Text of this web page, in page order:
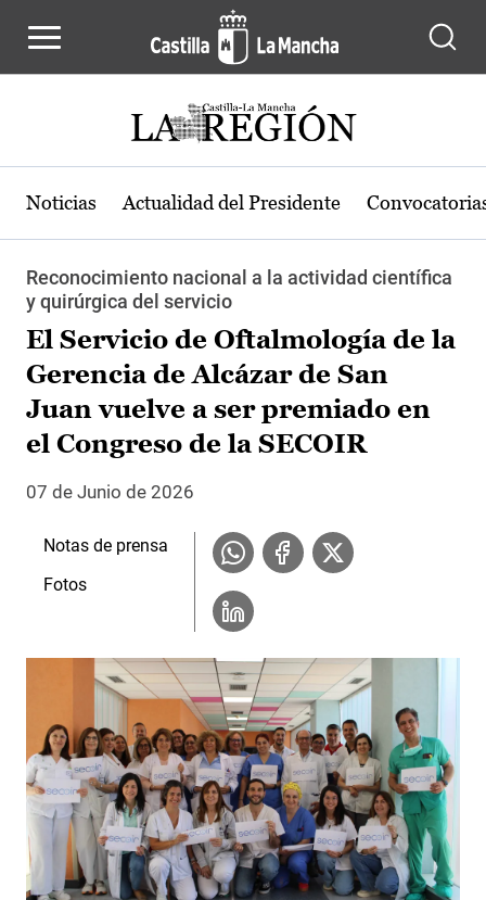
Noticias Actualidad del Presidente
Reconocimiento nacional a la actividad científica
y quirúrgica del servicio
El Servicio de Oftalmología de la
Gerencia de Alcázar de San
Juan vuelve a ser premiado en
el Congreso de la SECOIR
07 de Junio de 2026
Notas de prensa
Fotos